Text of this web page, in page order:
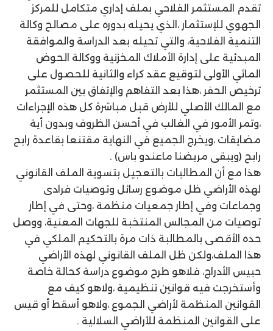
تقدم المستثمر الفلاحي بملف إداري متكامل للمركز
الجهوي للإستثمار ،الذي يحيله بدوره على مصالح وكالة
التنمية الفلاحية، والتي تحيله بعد الدراسة والموافقة
المبدئية على إدارة الأملاك المخزنية ووكالة الحوض
المائي الأولى لتوقيع عقد كراء والثانية للحصول على
ترخيص الحفر ،هذا بعد التفاهم والإتفاق بين المستثمر
مع المالك الأصلي للأرض قبل مباشرة كل هذه الإجراءات
،وتمر الأمور في الغالب في أحسن الظروف وبدون أية
مضايقات ،ويخرج الجميع في النهاية مقتنعا بقاعدة رابح
رابح (ويبقى مريضنا ماعندو باس) .
هذا مع أن المطالبات بالتعجيل بتسوية الملف القانوني
لهذه الأراضي ظل موضوع رسائل وتوصيات فرادى
وجماعات وفي إطار جمعيات منظمة ،وحتى في إطار
توصيات من المجالس المنتخبة للجهات المعنية، ووصل
حده الأقصى بالمطالبة ذات مرة بالتحكيم الملكي في
هذا الملف،ولكن ظل الملف القانوني لهذه الأراضي
حبيس الأدراج، فلاهو طرح موضوع دراسة كحالة خاصة
وأستخرجت فيه قوانين تنظيمية ،ولاهو كيف مع
القوانين المنظمة لأراضي الجموع ،ولاهو أسقط أو قيس
على القوانين المنظمة للأراضي السلالية .